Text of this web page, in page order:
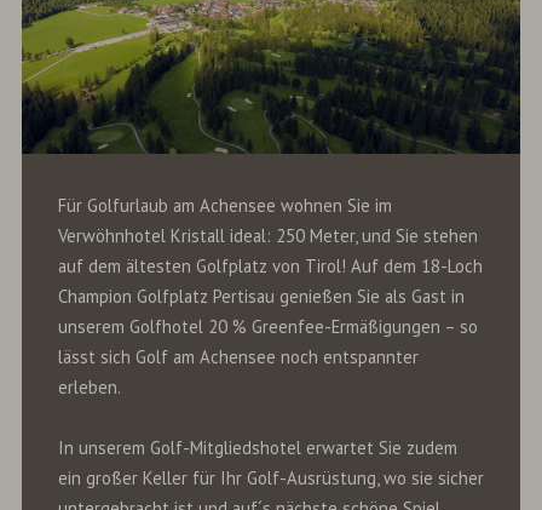
Für Golfurlaub am Achensee wohnen Sie im
Verwöhnhotel Kristall ideal: 250 Meter, und Sie stehen
auf dem ältesten Golfplatz von Tirol! Auf dem 18-Loch
Champion Golfplatz Pertisau genießen Sie als Gast in
unserem Golfhotel 20 % Greenfee-Ermäßigungen – so
lässt sich Golf am Achensee noch entspannter
erleben.
In unserem Golf-Mitgliedshotel erwartet Sie zudem
ein großer Keller für Ihr Golf-Ausrüstung, wo sie sicher